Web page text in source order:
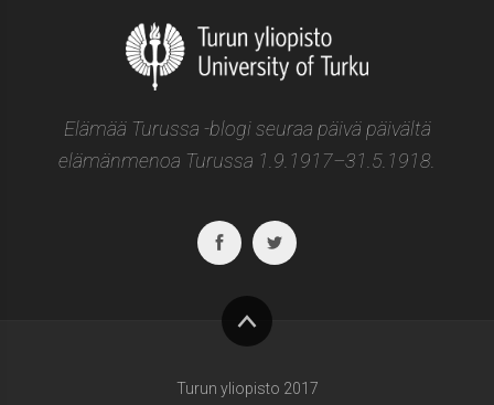
Elämää Turussa -blogi seuraa päivä päivältä
elämänmenoa Turussa 1.9.1917–31.5.1918.
FacebookTwitter
Turun yliopisto 2017